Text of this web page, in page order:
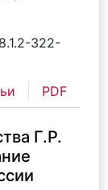
322-
PDF
Г.Р.